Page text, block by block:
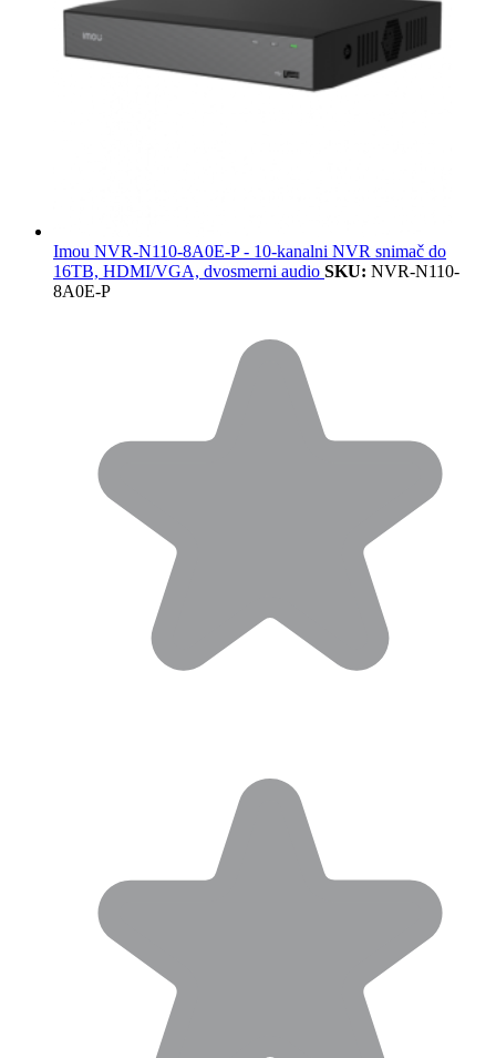
Imou NVR-N110-8A0E-P - 10-kanalni NVR snimač do
16TB, HDMI/VGA, dvosmerni audio SKU: NVR-N110-
8A0E-P